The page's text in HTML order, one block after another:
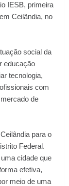
IESB, primeira
Ceilândia, no
social da
educação
tecnologia,
com
de
para o
Federal.
cidade que
efetiva,
meio de uma